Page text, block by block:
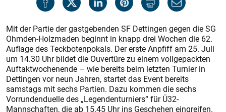
Mit der Partie der gastgebenden SF Dettingen gegen die SG
Ohmden-Holzmaden beginnt in knapp drei Wochen die 62.
Auflage des Teckbotenpokals. Der erste Anpfiff am 25. Juli
um 14.30 Uhr bildet die Ouvertüre zu einem vollgepackten
Auftaktwochenende – wie bereits beim letzten Turnier in
Dettingen vor neun Jahren, startet das Event bereits
samstags mit sechs Partien. Dazu kommen die sechs
Vorrundenduelle des „Legendenturniers“ für Ü32-
Mannschaften, die ab 15.45 Uhr ins Geschehen eingreifen.